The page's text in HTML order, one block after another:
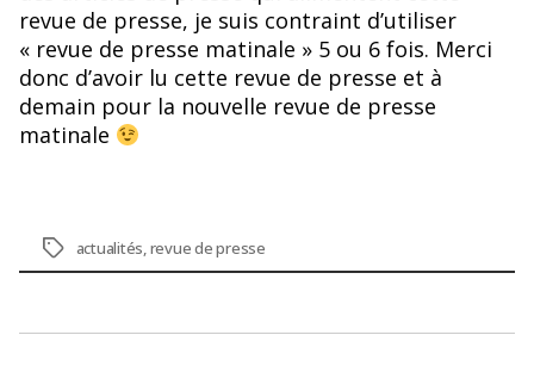
revue de presse, je suis contraint d’utiliser
« revue de presse matinale » 5 ou 6 fois. Merci
donc d’avoir lu cette revue de presse et à
demain pour la nouvelle revue de presse
matinale
Étiquettes
actualités,revue de presse